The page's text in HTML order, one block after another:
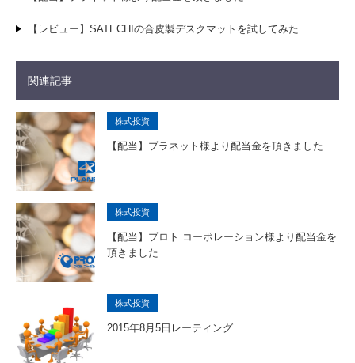
【レビュー】SATECHIの合皮製デスクマットを試してみた
関連記事
株式投資
【配当】プラネット様より配当金を頂きました
株式投資
【配当】プロト コーポレーション様より配当金を
頂きました
株式投資
2015年8月5日レーティング